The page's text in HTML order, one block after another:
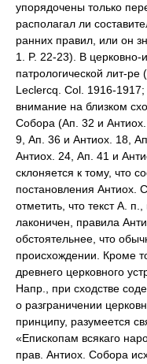
упорядочены только
располагал ли
ранних правил, или он
1. P. 22-23). В церковно-
патрологической лит-
Leclercq. Col. 1916-1917;
внимание на близком
Собора (Ап. 32 и
9, Ап. 36 и Антиох. 18,
Антиох. 24, Ап. 41 и
склоняется к тому, что
постановления Антиох.
отметить, что текст А.
лаконичен, правила
обстоятельнее, что
происхождении. Кроме
древнего церковного
Напр., при сходстве
о разграничении
принципу, разумеется
«Епископам всякаго
прав. Антиох. Собора